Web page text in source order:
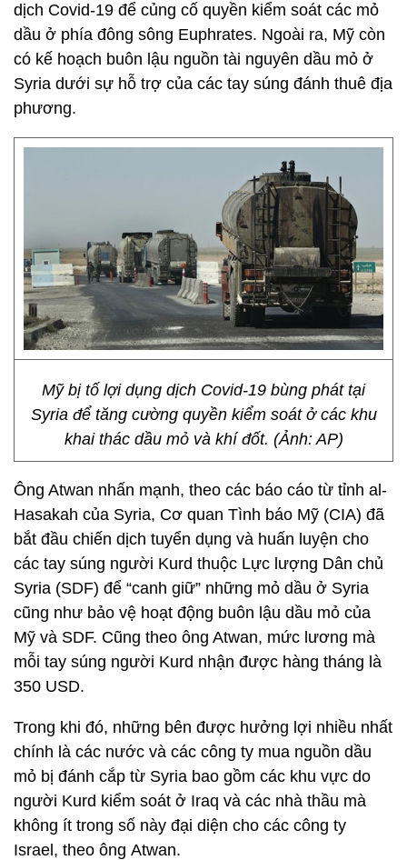
dịch Covid-19 để củng cố quyền kiểm soát các mỏ
dầu ở phía đông sông Euphrates. Ngoài ra, Mỹ còn
có kế hoạch buôn lậu nguồn tài nguyên dầu mỏ ở
Syria dưới sự hỗ trợ của các tay súng đánh thuê địa
phương.
Mỹ bị tố lợi dụng dịch Covid-19 bùng phát tại
Syria để tăng cường quyền kiểm soát ở các khu
khai thác dầu mỏ và khí đốt. (Ảnh: AP)
Ông Atwan nhấn mạnh, theo các báo cáo từ tỉnh al-
Hasakah của Syria, Cơ quan Tình báo Mỹ (CIA) đã
bắt đầu chiến dịch tuyển dụng và huấn luyện cho
các tay súng người Kurd thuộc Lực lượng Dân chủ
Syria (SDF) để “canh giữ” những mỏ dầu ở Syria
cũng như bảo vệ hoạt động buôn lậu dầu mỏ của
Mỹ và SDF. Cũng theo ông Atwan, mức lương mà
mỗi tay súng người Kurd nhận được hàng tháng là
350 USD.
Trong khi đó, những bên được hưởng lợi nhiều nhất
chính là các nước và các công ty mua nguồn dầu
mỏ bị đánh cắp từ Syria bao gồm các khu vực do
người Kurd kiểm soát ở Iraq và các nhà thầu mà
không ít trong số này đại diện cho các công ty
Israel, theo ông Atwan.